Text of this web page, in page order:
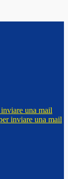
una mail
inviare una mail